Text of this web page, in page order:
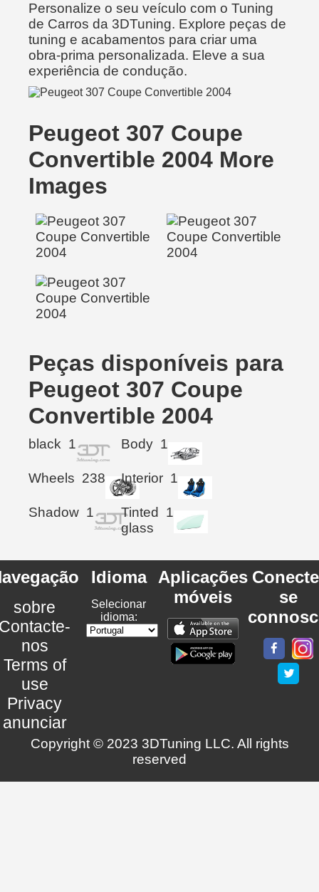
Personalize o seu veículo com o Tuning
de Carros da 3DTuning. Explore peças de
tuning e acabamentos para criar uma
obra-prima personalizada. Eleve a sua
experiência de condução.
Peugeot 307 Coupe
Convertible 2004 More
Images
Peças disponíveis para
Peugeot 307 Coupe
Convertible 2004
black 1 Body 1
Wheels 238 Interior 1
Shadow 1
Tinted
glass
1
sobre
nos
Terms of
use
Privacy
anunciar
Idioma
Selecionar
idioma:
Aplicações
móveis
se
Copyright © 2023 3DTuning LLC. All rights
reserved